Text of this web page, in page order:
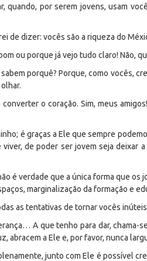
quando, por serem jovens, usam
de dizer: vocês são a riqueza do
ou porque já vejo tudo claro! Não,
porquê? Porque, como vocês,
o coração. Sim, meus
é graças a Ele que sempre
de poder ser jovem seja
é verdade que a única forma que
marginalização da formação e
as tentativas de tornar vocês
A que tenho para dar,
abracem a Ele e, por favor, nunca
junto com Ele é possível